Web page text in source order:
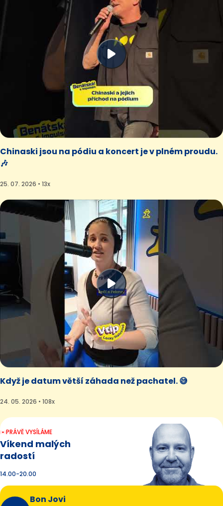
Chinaski jsou na pódiu a koncert je v plném proudu.
🎶
25. 07. 2026 • 13x
Když je datum větší záhada než pachatel. 😅
24. 05. 2026 • 108x
PRÁVĚ VYSÍLÁME
Víkend malých
radostí
14.00-20.00
Bon Jovi